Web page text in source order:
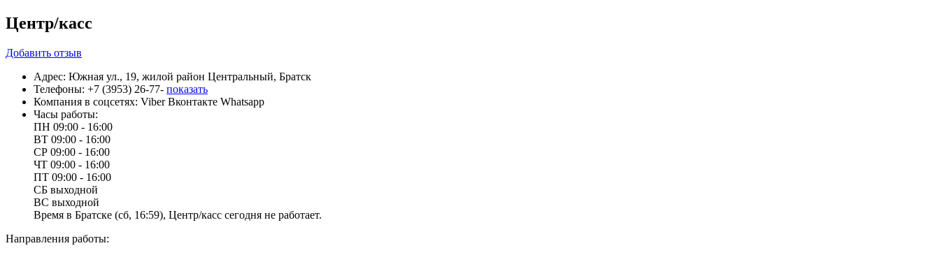
Центр/касс
Добавить отзыв
Адрес: Южная ул., 19, жилой район Центральный, Братск
Телефоны: +7 (3953) 26-77- показать
Компания в соцсетях: Viber Вконтакте Whatsapp
Часы работы:
ПН 09:00 - 16:00
ВТ 09:00 - 16:00
СР 09:00 - 16:00
ЧТ 09:00 - 16:00
ПТ 09:00 - 16:00
СБ выходной
ВС выходной
Время в Братске (сб, 16:59), Центр/касс сегодня не работает.
Направления работы: